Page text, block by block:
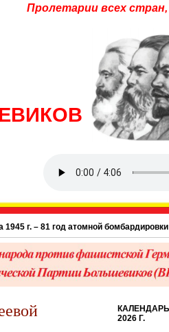
Пролетарии всех
год атомной бомбардировки США г.
2026 Г.